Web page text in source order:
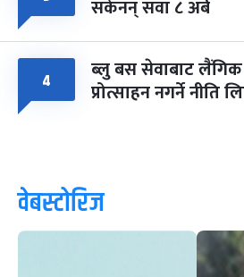
सकेनन् सवा ८ अर्ब
४ ब्लु बस सेवाबाट
प्रोत्साहन नगर्ने नीति
वेबस्टोरिज